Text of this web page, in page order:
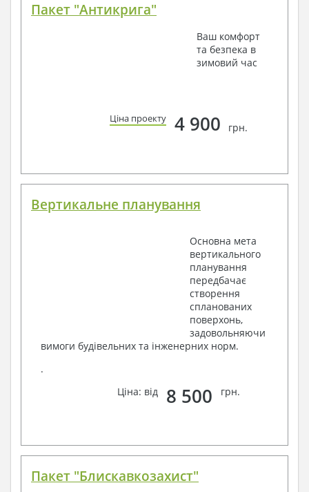
Пакет "Антикрига"
Ваш комфорт
та безпека в
зимовий час
Ціна проекту 4 900 грн.
Вертикальне планування
Основна мета
вертикального
планування
передбачає
створення
спланованих
поверхонь,
задовольняючи
вимоги будівельних та інженерних норм.
.
Ціна: від
8 500 грн.
Пакет "Блискавкозахист"